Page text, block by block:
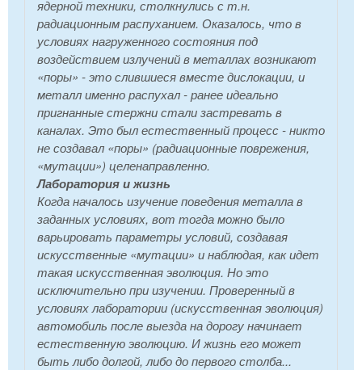
ядерной техники, столкнулись с т.н.
радиационным распуханием. Оказалось, что в
условиях нагруженного состояния под
воздействием излучений в металлах возникают
«поры» - это слившиеся вместе дислокации, и
металл именно распухал - ранее идеально
пригнанные стержни стали застревать в
каналах. Это был естественный процесс - никто
не создавал «поры» (радиационные поврежения,
«мутации») целенаправленно.
Лаборатория и жизнь
Когда началось изучение поведения металла в
заданных условиях, вот тогда можно было
варьировать параметры условий, создавая
искусственные «мутации» и наблюдая, как идет
такая искусственная эволюция. Но это
исключительно при изучении. Проверенный в
условиях лаборатории (искусственная эволюция)
автомобиль после выезда на дорогу начинает
естественную эволюцию. И жизнь его может
быть либо долгой, либо до первого столба...